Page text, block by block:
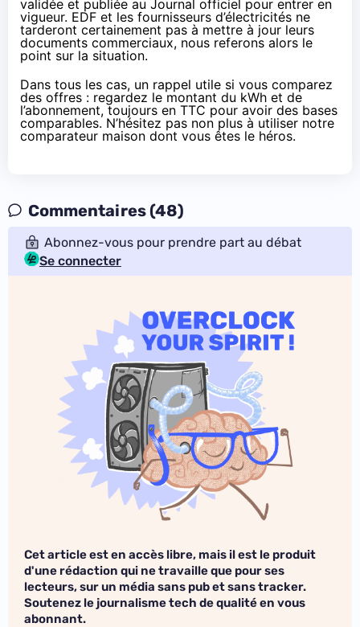
validée et publiée au Journal officiel pour entrer en
vigueur. EDF et les fournisseurs d’électricités ne
tarderont certainement pas à mettre à jour leurs
documents commerciaux, nous referons alors le
point sur la situation.
Dans tous les cas, un rappel utile si vous comparez
des offres : regardez le montant du kWh et de
l’abonnement, toujours en TTC pour avoir des bases
comparables. N’hésitez pas non plus à utiliser notre
comparateur maison dont vous êtes le héros.
Commentaires (48)
Abonnez-vous pour prendre part au débat
Se connecter
Cet article est en accès libre, mais il est le produit
d'une rédaction qui ne travaille que pour ses
lecteurs, sur un média sans pub et sans tracker.
Soutenez le journalisme tech de qualité en vous
abonnant.